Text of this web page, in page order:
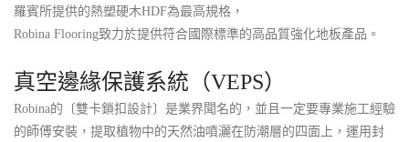
羅賓所提供的熱塑硬木HDF為最高規格，
Robina Flooring致力於提供符合國際標準的高品質強化地板產品。
真空邊緣保護系統（VEPS）
Robina的〔雙卡鎖扣設計〕是業界聞名的，並且一定要專業施工經驗
的師傅安裝，提取植物中的天然油噴灑在防潮層的四面上，運用封